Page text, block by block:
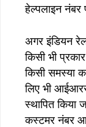
हेल्पलाइन नंबर
अगर इंडियन
किसी भी
किसी समस्या
लिए भी
स्थापित किया
कस्टमर नंबर